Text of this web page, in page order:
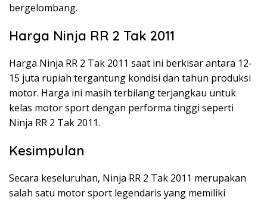
bergelombang.
Harga Ninja RR 2 Tak 2011
Harga Ninja RR 2 Tak 2011 saat ini berkisar antara 12-
15 juta rupiah tergantung kondisi dan tahun produksi
motor. Harga ini masih terbilang terjangkau untuk
kelas motor sport dengan performa tinggi seperti
Ninja RR 2 Tak 2011.
Kesimpulan
Secara keseluruhan, Ninja RR 2 Tak 2011 merupakan
salah satu motor sport legendaris yang memiliki